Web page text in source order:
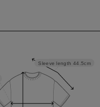
Sleeve length 44.5cm